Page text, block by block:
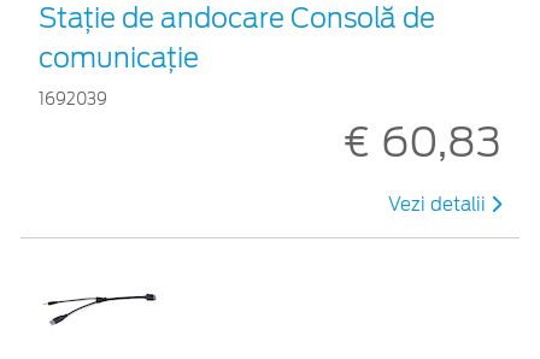
Staţie de andocare Consolă de
comunicaţie
1692039
€ 60,83
Vezi detalii